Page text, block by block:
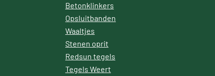
Betonklinkers
Opsluitbanden
Waaltjes
Stenen oprit
Redsun tegels
Tegels Weert